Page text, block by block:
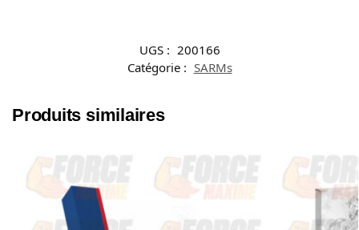
UGS : 200166
Catégorie : SARMs
Produits similaires